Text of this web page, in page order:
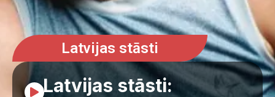
Latvijas stāsti
Latvijas stāsti: